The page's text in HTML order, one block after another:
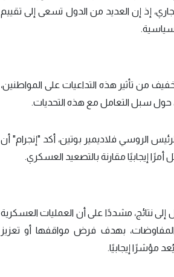
إذ إن العديد من الدول تسعى إلى تقييم
من تأثير هذه التداعيات على المواطنين،
حول سبل التعامل مع هذه التحديات.
الروسي فلاديمير بوتين، أكد "إنجرام" أن
إيجابيًا مقارنة بالتصعيد العسكري.
نتائج، مشددًا على أن العمليات العسكرية
المفاوضات، بهدف فرض مواقفها أو تعزيز
مؤشرًا إيجابيًا.